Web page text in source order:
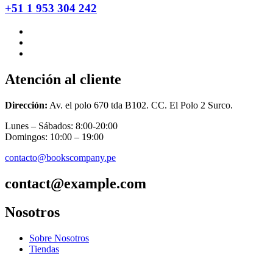
+51 1 953 304 242
Atención al cliente
Dirección: Av. el polo 670 tda B102. CC. El Polo 2 Surco.
Lunes – Sábados: 8:00-20:00
Domingos: 10:00 – 19:00
contacto@bookscompany.pe
contact@example.com
Nosotros
Sobre Nosotros
Tiendas